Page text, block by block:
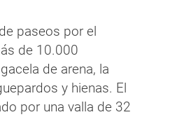
paseos por el
de 10.000
de arena, la
y hienas. El
por una valla de 32